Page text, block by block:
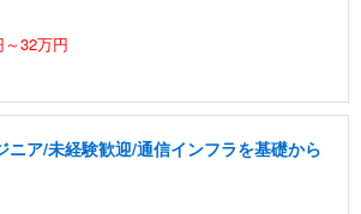
～32万円
ニア/未経験歓迎/通信インフラを基礎から